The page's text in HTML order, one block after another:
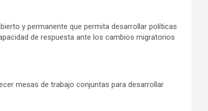
y permanente que permita desarrollar políticas
de respuesta ante los cambios migratorios
mesas de trabajo conjuntas para desarrollar